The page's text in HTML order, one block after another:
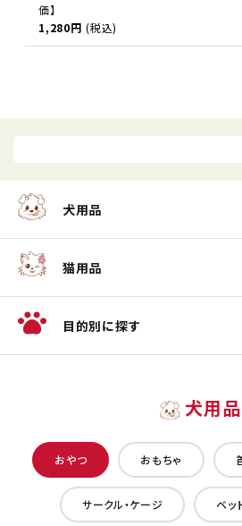
価】
1,280円 (税込)
犬用品
猫用品
目的別に探す
犬用品
おやつ おもちゃ
サークル・ケージ ベッ